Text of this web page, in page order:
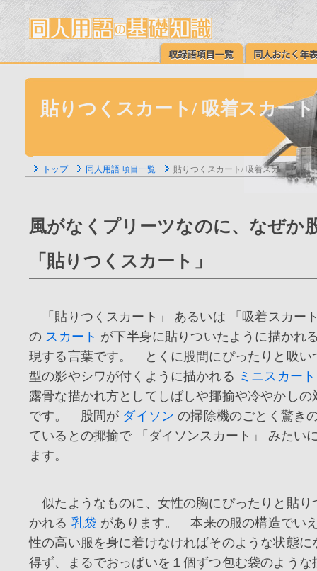
貼りつくスカート/ 吸着スカート
トップ 同人用語 項目一覧 貼りつくスカート/ 吸着スカート
風がなくプリーツなのに、なぜか
「貼りつくスカート」
「貼りつくスカート」 あるいは 「吸着スカー
の スカート が下半身に貼りついたように描かれ
現する言葉です。 とくに股間にぴったりと吸い
型の影やシワが付くように描かれる ミニスカート
露骨な描かれ方としてしばしや揶揄や冷やかしの
です。 股間が ダイソン の掃除機のごとく驚き
ているとの揶揄で 「ダイソンスカート」 みたい
ます。
似たようなものに、女性の胸にぴったりと貼り
かれる 乳袋 があります。 本来の服の構造でい
性の高い服を身に着けなければそのような状態に
得ず、まるでおっぱいを１個ずつ包む袋のような